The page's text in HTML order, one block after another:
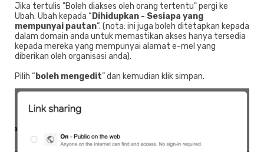
Jika tertulis "Boleh diakses oleh orang tertentu" pergi ke
Ubah. Ubah kepada “ Dihidupkan - Sesiapa yang
mempunyai pautan”. (nota: ini juga boleh ditetapkan kepada
dalam domain anda untuk memastikan akses hanya tersedia
kepada mereka yang mempunyai alamat e-mel yang
diberikan oleh organisasi anda).
Pilih “ boleh mengedit” dan kemudian klik simpan.